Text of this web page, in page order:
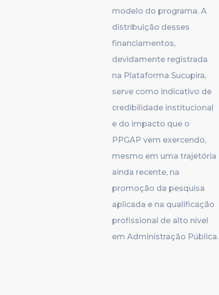
modelo do programa. A
distribuição desses
financiamentos,
devidamente registrada
na Plataforma Sucupira,
serve como indicativo de
credibilidade institucional
e do impacto que o
PPGAP vem exercendo,
mesmo em uma trajetória
ainda recente, na
promoção da pesquisa
aplicada e na qualificação
profissional de alto nível
em Administração Pública.